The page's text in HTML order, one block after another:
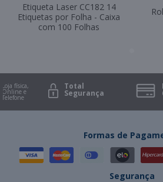
Etiqueta Laser CC182 14
Etiquetas por Folha - Caixa
com 100 Folhas
física,
e
Total
Segurança
Formas de
Segurança